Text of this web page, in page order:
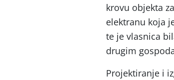
krovu objekta
elektranu koja
te je vlasnica
drugim
Projektiranje i